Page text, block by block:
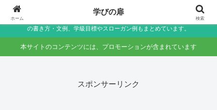
小学生〜未就学児の保護者向け家庭学習・学校生活サポートサイト～助詞・言
葉の違いなど国語のつまずきをやさしく解説しつつ、学校生活で役立つ連絡帳
の書き方・文例、学級目標やスローガン例もまとめています。
本サイトのコンテンツには、プロモーションが含まれています
スポンサーリンク
ホーム
学びの扉
検索